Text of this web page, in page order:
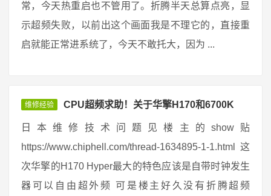
常，今天热重启也不管用了。折腾半天总算点亮，显
示超频失败，以前出这个画面我是不理它的，直接重
启就能正常进系统了，今天不敢托大，因为 ...
维修经验 CPU超频求助！关于华擎H170和6700K
日本维修技术问题见楼主的show贴
https://www.chiphell.com/thread-1634895-1-1.html 这
次华擎的H170 Hyper最大的特色应该是自带时钟发生
器可以自由超外频 可是楼主好久没有折腾超频